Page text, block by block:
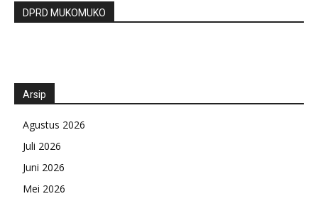
DPRD MUKOMUKO
Arsip
Agustus 2026
Juli 2026
Juni 2026
Mei 2026